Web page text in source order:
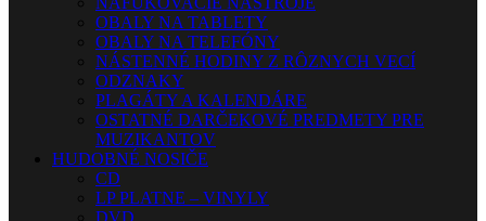
OBALY NA TABLETY
OBALY NA TELEFÓNY
NÁSTENNÉ HODINY Z RÔZNYCH VECÍ
ODZNAKY
PLAGÁTY A KALENDÁRE
OSTATNÉ DARČEKOVÉ PREDMETY PRE
MUZIKANTOV
HUDOBNÉ NOSIČE
CD
LP PLATNE – VINYLY
DVD